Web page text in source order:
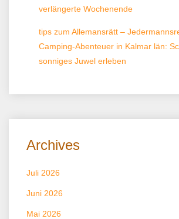
verlängerte Wochenende
tips zum Allemansrätt –
Camping-Abenteuer in Kalmar län:
sonniges Juwel erleben
Archives
Juli 2026
Juni 2026
Mai 2026